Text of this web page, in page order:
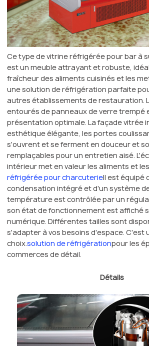
Ce type de vitrine réfrigérée pour bar à
est un meuble attrayant et robuste,
fraîcheur des aliments cuisinés et les
une solution de réfrigération parfaite
autres établissements de restauration.
entourés de panneaux de verre trempé
présentation optimale. La façade vitrée
esthétique élégante, les portes
s'ouvrent et se ferment en douceur et
remplaçables pour un entretien aisé.
intérieur met en valeur les aliments et
réfrigérée pour charcuterieIl est équipé
condensation intégré et d'un système
température est contrôlée par un
son état de fonctionnement est affiché
numérique. Différentes tailles sont
s'adapter à vos besoins d'espace. C'est
choix.solution de réfrigérationpour les
commerces de détail.
Détails